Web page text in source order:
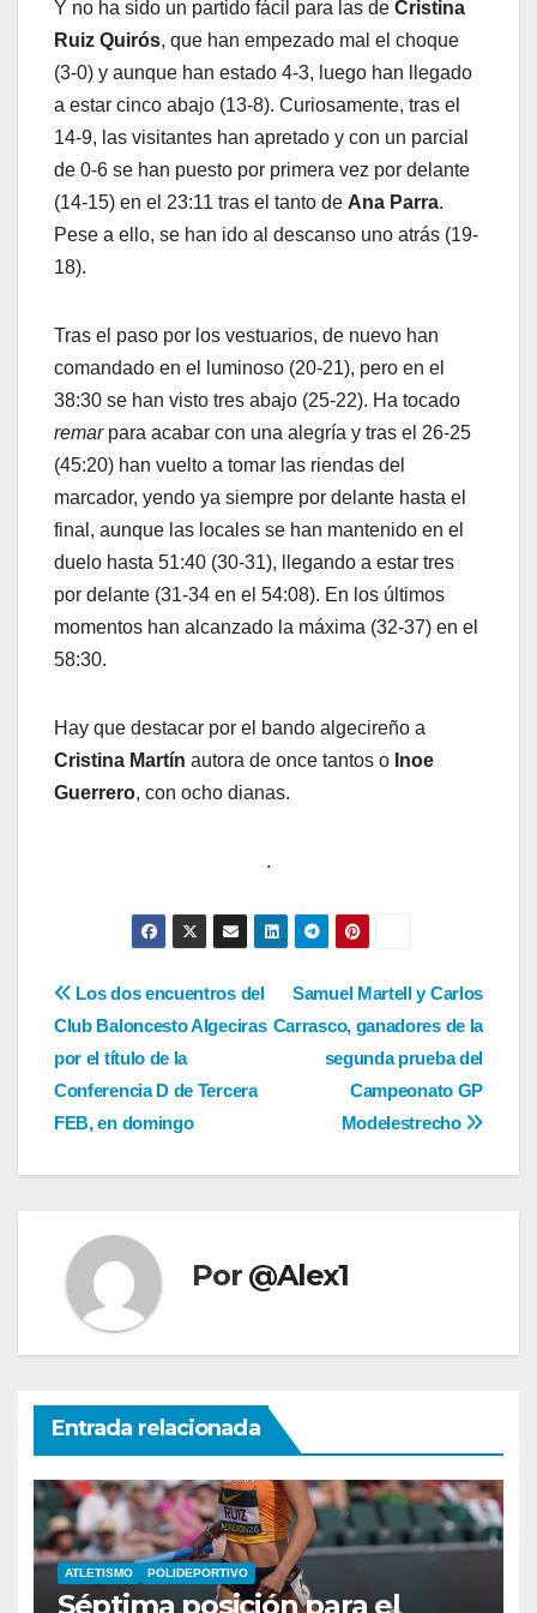
Y no ha sido un partido fácil para las de Cristina
Ruiz Quirós, que han empezado mal el choque
(3-0) y aunque han estado 4-3, luego han llegado
a estar cinco abajo (13-8). Curiosamente, tras el
14-9, las visitantes han apretado y con un parcial
de 0-6 se han puesto por primera vez por delante
(14-15) en el 23:11 tras el tanto de Ana Parra.
Pese a ello, se han ido al descanso uno atrás (19-
18).
Tras el paso por los vestuarios, de nuevo han
comandado en el luminoso (20-21), pero en el
38:30 se han visto tres abajo (25-22). Ha tocado
remarpara acabar con una alegría y tras el 26-25
(45:20) han vuelto a tomar las riendas del
marcador, yendo ya siempre por delante hasta el
final, aunque las locales se han mantenido en el
duelo hasta 51:40 (30-31), llegando a estar tres
por delante (31-34 en el 54:08). En los últimos
momentos han alcanzado la máxima (32-37) en el
58:30.
Hay que destacar por el bando algecireño a
Cristina Martín autora de once tantos o Inoe
Guerrero, con ocho dianas.
.
Navegación
de
entradas
Samuel Martell y Carlos
Carrasco, ganadores de la
segunda prueba del
Campeonato GP
Modelestrecho
Los dos encuentros del
Club Baloncesto Algeciras
por el título de la
Conferencia D de Tercera
FEB, en domingo
Por @Alex1
Entrada relacionada
ATLETISMO POLIDEPORTIVO
Séptima posición para el